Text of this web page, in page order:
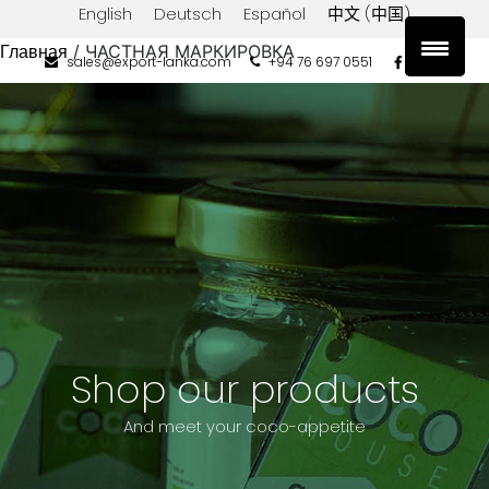
English Deutsch Español 中文 (中国)
sales@export-lanka.com +94 76 697 0551
Главная / ЧАСТНАЯ МАРКИРОВКА
Shop our products
And meet your coco-appetite
Категории
продукции
Высушенный
кокос
вода
Кокосовая
Кокосовое
масло
Кокосовое
молоко
Кокосовый